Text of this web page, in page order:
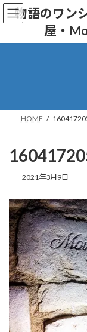
コ
ン
ン
プ
ナ
ビ
ー
動
物語のワン
屋・
HOME
2021年3月9日